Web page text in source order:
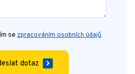
se zpracováním osobních údajů
dotaz